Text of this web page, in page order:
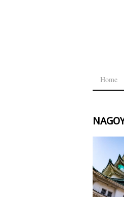
Home